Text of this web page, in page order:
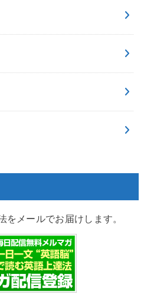
をメールでお届けします。